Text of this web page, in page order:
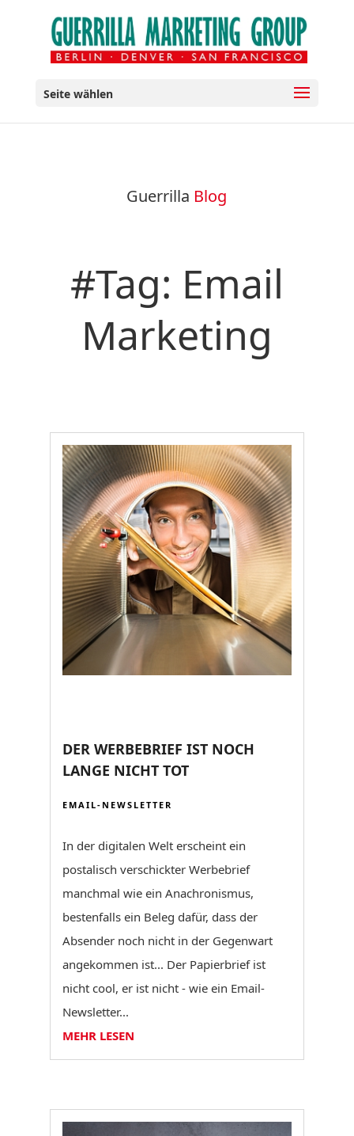
Seite wählen
Guerrilla Blog
#Tag: Email
Marketing
DER WERBEBRIEF IST NOCH
LANGE NICHT TOT
EMAIL-NEWSLETTER
In der digitalen Welt erscheint ein
postalisch verschickter Werbebrief
manchmal wie ein Anachronismus,
bestenfalls ein Beleg dafür, dass der
Absender noch nicht in der Gegenwart
angekommen ist... Der Papierbrief ist
nicht cool, er ist nicht - wie ein Email-
Newsletter...
MEHR LESEN